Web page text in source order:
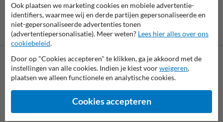
Betaling achteraf
is mogelijk
Neem contact met ons op
Wij zijn op werkdagen (van 8.00 tot 17.00) te bereiken op 038-
Vragen? Stuur een e-mail naarinfo@trafficsupply.nl
formulier in en we reageren zo spoedig mogelijk.
Ook plaatsen we marketing cookies en mobiele advertentie-
identifiers, waarmee wij en derde partijen gepersonaliseerde en
niet-gepersonaliseerde advertenties tonen
(advertentiepersonalisatie). Meer weten? Lees hier alles over ons
cookiebeleid.
Door op "Cookies accepteren" te klikken, ga je akkoord met de
instellingen van alle cookies. Indien je kiest voorweigeren,
plaatsen we alleen functionele en analytische cookies.
Cookies accepteren